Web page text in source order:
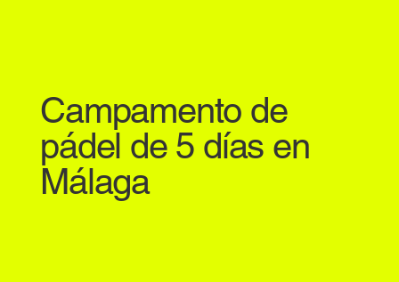
Campamento de
pádel de 5 días en
Málaga